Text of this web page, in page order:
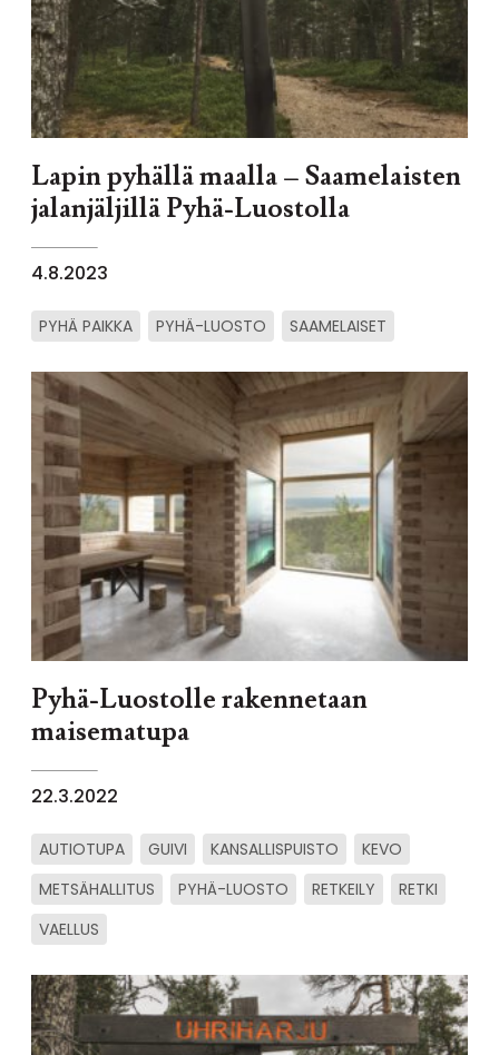
Lapin pyhällä maalla – Saamelaisten
jalanjäljillä Pyhä-Luostolla
4.8.2023
PYHÄ PAIKKA PYHÄ-LUOSTO SAAMELAISET
Pyhä-Luostolle rakennetaan
maisematupa
22.3.2022
AUTIOTUPA GUIVI KANSALLISPUISTO
KEVO
METSÄHALLITUS
PYHÄ-LUOSTO RETKEILY
RETKI
VAELLUS